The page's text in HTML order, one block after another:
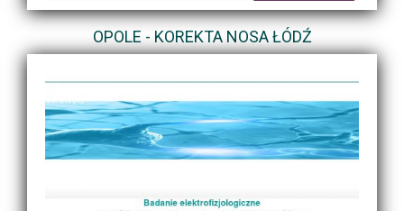
OPOLE - KOREKTA NOSA ŁÓDŹ